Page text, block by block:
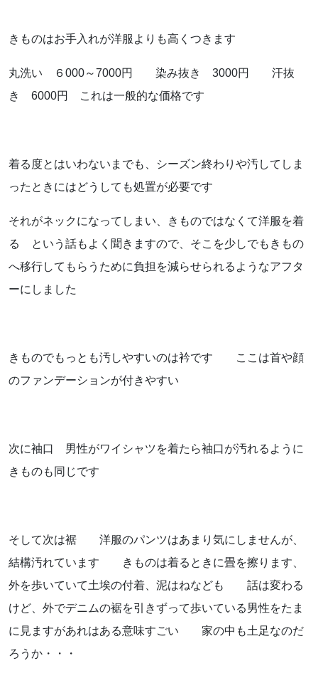
きものはお手入れが洋服よりも高くつきます
丸洗い ６000～7000円 染み抜き 3000円 汗抜
き 6000円 これは一般的な価格です
着る度とはいわないまでも、シーズン終わりや汚してしま
ったときにはどうしても処置が必要です
それがネックになってしまい、きものではなくて洋服を着
る という話もよく聞きますので、そこを少しでもきもの
へ移行してもらうために負担を減らせられるようなアフタ
ーにしました
きものでもっとも汚しやすいのは衿です ここは首や顔
のファンデーションが付きやすい
次に袖口 男性がワイシャツを着たら袖口が汚れるように
きものも同じです
そして次は裾 洋服のパンツはあまり気にしませんが、
結構汚れています きものは着るときに畳を擦ります、
外を歩いていて土埃の付着、泥はねなども 話は変わる
けど、外でデニムの裾を引きずって歩いている男性をたま
に見ますがあれはある意味すごい 家の中も土足なのだ
ろうか・・・